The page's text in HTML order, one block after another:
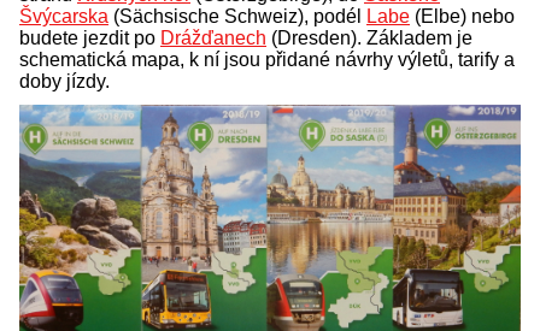
Švýcarska (Sächsische Schweiz), podél Labe (Elbe) nebo
budete jezdit po Drážďanech (Dresden). Základem je
schematická mapa, k ní jsou přidané návrhy výletů, tarify a
doby jízdy.